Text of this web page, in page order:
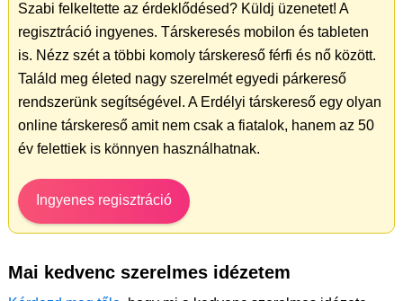
Szabi felkeltette az érdeklődésed? Küldj üzenetet! A
regisztráció ingyenes. Társkeresés mobilon és tableten
is. Nézz szét a többi komoly társkereső férfi és nő között.
Találd meg életed nagy szerelmét egyedi párkereső
rendszerünk segítségével. A Erdélyi társkereső egy olyan
online társkereső amit nem csak a fiatalok, hanem az 50
év felettiek is könnyen használhatnak.
Ingyenes regisztráció
Mai kedvenc szerelmes idézetem